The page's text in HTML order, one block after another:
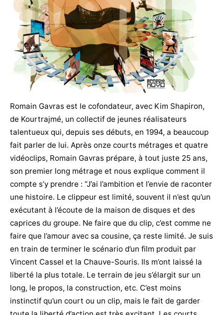
Romain Gavras est le cofondateur, avec Kim Shapiron,
de Kourtrajmé, un collectif de jeunes réalisateurs
talentueux qui, depuis ses débuts, en 1994, a beaucoup
fait parler de lui. Après onze courts métrages et quatre
vidéoclips, Romain Gavras prépare, à tout juste 25 ans,
son premier long métrage et nous explique comment il
compte s’y prendre : “J’ai l’ambition et l’envie de raconter
une histoire. Le clippeur est limité, souvent il n’est qu’un
exécutant à l’écoute de la maison de disques et des
caprices du groupe. Ne faire que du clip, c’est comme ne
faire que l’amour avec sa cousine, ça reste limité. Je suis
en train de terminer le scénario d’un film produit par
Vincent Cassel et la Chauve-Souris. Ils m’ont laissé la
liberté la plus totale. Le terrain de jeu s’élargit sur un
long, le propos, la construction, etc. C’est moins
instinctif qu’un court ou un clip, mais le fait de garder